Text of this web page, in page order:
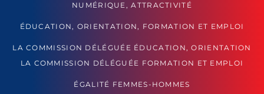
NUMÉRIQUE, ATTRACTIVITÉ
ÉDUCATION, ORIENTATION, FORMATION ET EMPLOI
LA COMMISSION DÉLÉGUÉE ÉDUCATION, ORIENTATION
LA COMMISSION DÉLÉGUÉE FORMATION ET EMPLOI
ÉGALITÉ FEMMES-HOMMES